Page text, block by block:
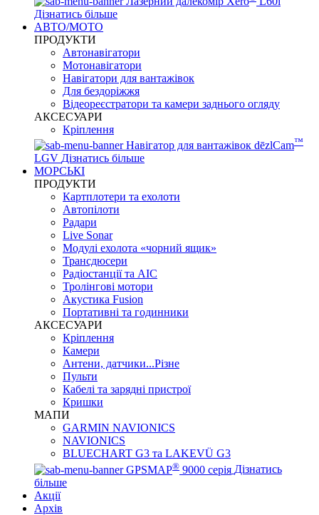
Дізнатись більше
АВТО/МОТО
ПРОДУКТИ
Автонавігатори
Мотонавігатори
Навігатори для вантажівок
Для бездоріжжя
Відеореєстратори та камери заднього огляду
АКСЕСУАРИ
Кріплення
Навігатор для вантажівок dēzlCam™
LGV Дізнатись більше
МОРСЬКІ
ПРОДУКТИ
Картплотери та ехолоти
Автопілоти
Радари
Live Sonar
Модулі ехолота «чорний ящик»
Трансдюсери
Радіостанції та АІС
Тролінгові мотори
Акустика Fusion
Портативні та годинники
АКСЕСУАРИ
Кріплення
Камери
Антени, датчики...Різне
Пульти
Кабелі та зарядні пристрої
Кришки
МАПИ
GARMIN NAVIONICS
NAVIONICS
BLUECHART G3 та LAKEVÜ G3
GPSMAP® 9000 серія Дізнатись
більше
Акції
Архів